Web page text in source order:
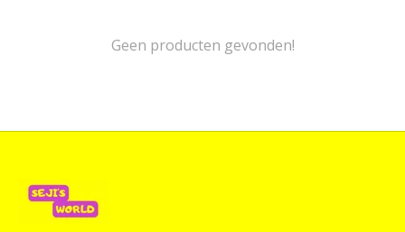
Geen producten gevonden!